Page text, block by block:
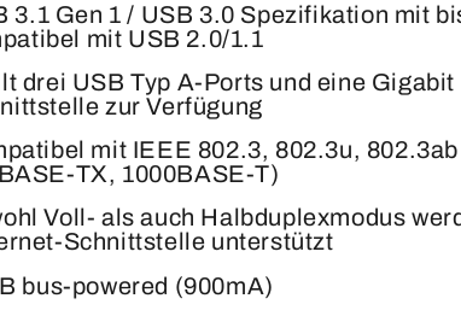
3.1 Gen 1 / USB 3.0 Spezifikation mit
mit USB 2.0/1.1
drei USB Typ A-Ports und eine
zur Verfügung
mit IEEE 802.3, 802.3u,
TX, 1000BASE-T)
Voll- als auch Halbduplexmodus
Schnittstelle unterstützt
bus-powered (900mA)